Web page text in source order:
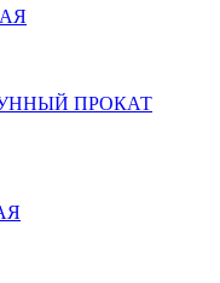
ПРОКАТ